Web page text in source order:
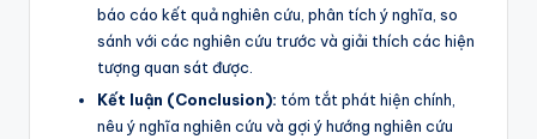
báo cáo kết quả nghiên cứu, phân tích ý nghĩa, so
sánh với các nghiên cứu trước và giải thích các hiện
tượng quan sát được.
Kết luận (Conclusion): tóm tắt phát hiện chính,
nêu ý nghĩa nghiên cứu và gợi ý hướng nghiên cứu